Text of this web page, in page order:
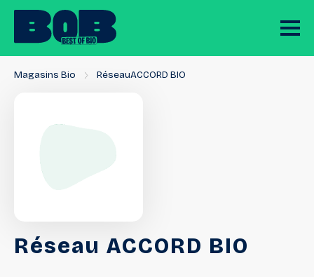
Magasins Bio RéseauACCORD BIO
Réseau ACCORD BIO